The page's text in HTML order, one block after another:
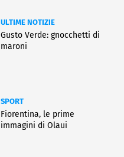
ULTIME NOTIZIE
Gusto Verde: gnocchetti di
maroni
SPORT
Fiorentina, le prime
immagini di Olaui